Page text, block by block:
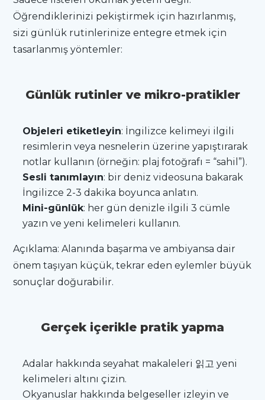
Öğrendiklerinizi pekiştirmek için hazırlanmış,
sizi günlük rutinlerinize entegre etmek için
tasarlanmış yöntemler:
Günlük rutinler ve mikro-pratikler
Objeleri etiketleyin: İngilizce kelimeyi ilgili
resimlerin veya nesnelerin üzerine yapıştırarak
notlar kullanın (örneğin: plaj fotoğrafı = “sahil”).
Sesli tanımlayın: bir deniz videosuna bakarak
İngilizce 2-3 dakika boyunca anlatın.
Mini-günlük: her gün denizle ilgili 3 cümle
yazın ve yeni kelimeleri kullanın.
Açıklama: Alanında başarma ve ambiyansa dair
önem taşıyan küçük, tekrar eden eylemler büyük
sonuçlar doğurabilir.
Gerçek içerikle pratik yapma
Adalar hakkında seyahat makaleleri 읽고 yeni
kelimeleri altını çizin.
Okyanuslar hakkında belgeseller izleyin ve